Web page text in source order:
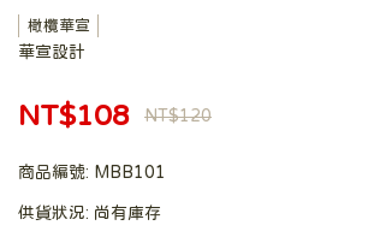
橄欖華宣
華宣設計
NT$108 NT$120
商品編號: MBB101
供貨狀況: 尚有庫存